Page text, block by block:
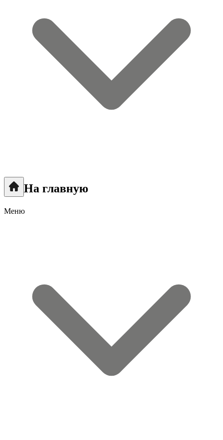
На главную
Меню